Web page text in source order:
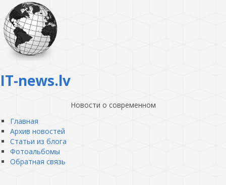
IT-news.lv
Новости о современном
Главная
Архив новостей
Статьи из блога
Фотоальбомы
Обратная связь